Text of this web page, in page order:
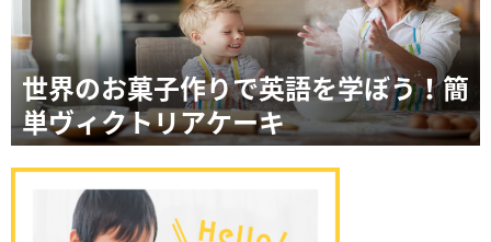
世界のお菓子作りで英語を学ぼう！簡
単ヴィクトリアケーキ